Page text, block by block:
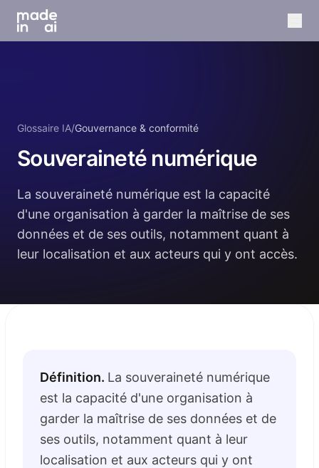
Glossaire IA/Gouvernance & conformité
Souveraineté numérique
La souveraineté numérique est la capacité
d'une organisation à garder la maîtrise de ses
données et de ses outils, notamment quant à
leur localisation et aux acteurs qui y ont accès.
Définition. La souveraineté numérique
est la capacité d'une organisation à
garder la maîtrise de ses données et de
ses outils, notamment quant à leur
localisation et aux acteurs qui y ont